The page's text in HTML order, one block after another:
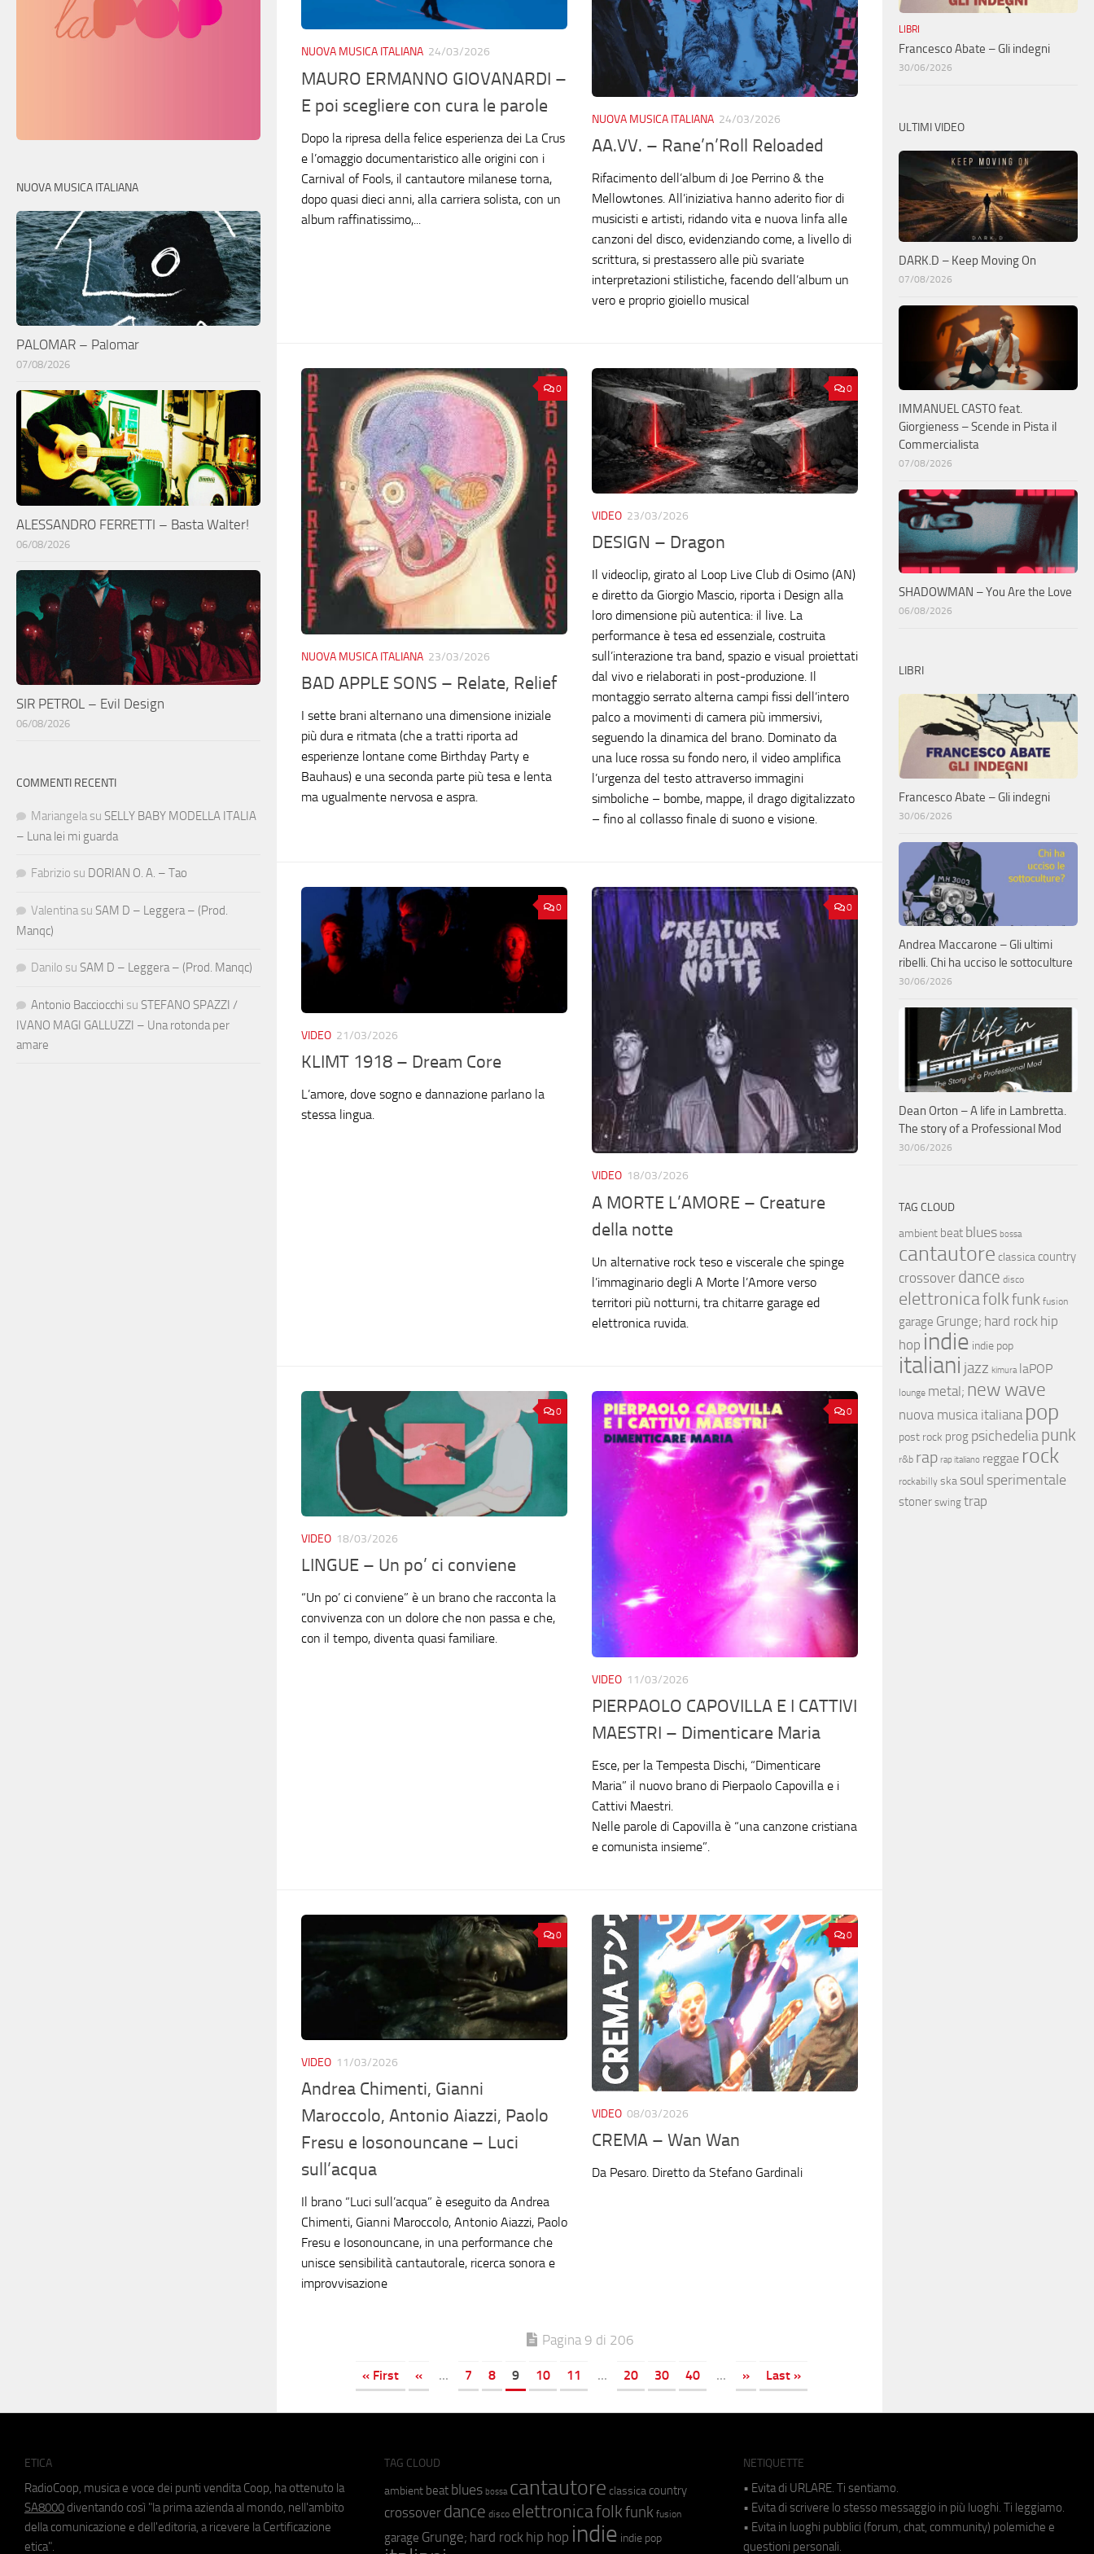
NUOVA MUSICA ITALIANA 24/03/2026
MAURO ERMANNO GIOVANARDI –
E poi scegliere con cura le parole
Dopo la ripresa della felice esperienza dei La Crus
e l’omaggio documentaristico alle origini con i
Carnival of Fools, il cantautore milanese torna,
dopo quasi dieci anni, alla carriera solista, con un
album raffinatissimo,...
NUOVA MUSICA ITALIANA 24/03/2026
AA.VV. – Rane’n’Roll Reloaded
Rifacimento dell’album di Joe Perrino & the
Mellowtones. All’iniziativa hanno aderito fior di
musicisti e artisti, ridando vita e nuova linfa alle
canzoni del disco, evidenziando come, a livello di
scrittura, si prestassero alle più svariate
interpretazioni stilistiche, facendo dell’album un
vero e proprio gioiello musical
0
NUOVA MUSICA ITALIANA 23/03/2026
BAD APPLE SONS – Relate, Relief
I sette brani alternano una dimensione iniziale
più dura e ritmata (che a tratti riporta ad
esperienze lontane come Birthday Party e
Bauhaus) e una seconda parte più tesa e lenta
ma ugualmente nervosa e aspra.
0
VIDEO 23/03/2026
DESIGN – Dragon
Il videoclip, girato al Loop Live Club di Osimo (AN)
e diretto da Giorgio Mascio, riporta i Design alla
loro dimensione più autentica: il live. La
performance è tesa ed essenziale, costruita
sull’interazione tra band, spazio e visual proiettati
dal vivo e rielaborati in post-produzione. Il
montaggio serrato alterna campi fissi dell’intero
palco a movimenti di camera più immersivi,
seguendo la dinamica del brano. Dominato da
una luce rossa su fondo nero, il video amplifica
l’urgenza del testo attraverso immagini
simboliche – bombe, mappe, il drago digitalizzato
– fino al collasso finale di suono e visione.
0
VIDEO 21/03/2026
KLIMT 1918 – Dream Core
L’amore, dove sogno e dannazione parlano la
stessa lingua.
0
VIDEO 18/03/2026
A MORTE L’AMORE – Creature
della notte
Un alternative rock teso e viscerale che spinge
l’immaginario degli A Morte l’Amore verso
territori più notturni, tra chitarre garage ed
elettronica ruvida.
0
VIDEO 18/03/2026
LINGUE – Un po’ ci conviene
“Un po’ ci conviene” è un brano che racconta la
convivenza con un dolore che non passa e che,
con il tempo, diventa quasi familiare.
0
VIDEO 11/03/2026
PIERPAOLO CAPOVILLA E I CATTIVI
MAESTRI – Dimenticare Maria
Esce, per la Tempesta Dischi, “Dimenticare
Maria” il nuovo brano di Pierpaolo Capovilla e i
Cattivi Maestri.
Nelle parole di Capovilla è “una canzone cristiana
e comunista insieme”.
0
VIDEO 11/03/2026
Andrea Chimenti, Gianni
Maroccolo, Antonio Aiazzi, Paolo
Fresu e Iosonouncane – Luci
sull’acqua
Il brano “Luci sull’acqua” è eseguito da Andrea
Chimenti, Gianni Maroccolo, Antonio Aiazzi, Paolo
Fresu e Iosonouncane, in una performance che
unisce sensibilità cantautorale, ricerca sonora e
improvvisazione
0
VIDEO 08/03/2026
CREMA – Wan Wan
Da Pesaro. Diretto da Stefano Gardinali
Pagina 9 di 206
« First « ... 7 8 9 10 11 ... 20 30 40 ... » Last »
NUOVA MUSICA ITALIANA
PALOMAR – Palomar
07/08/2026
ALESSANDRO FERRETTI – Basta Walter!
06/08/2026
SIR PETROL – Evil Design
06/08/2026
COMMENTI RECENTI
Mariangela su SELLY BABY MODELLA ITALIA
– Luna lei mi guarda
Fabrizio su DORIAN O. A. – Tao
Valentina su SAM D – Leggera – (Prod.
Manqc)
Danilo su SAM D – Leggera – (Prod. Manqc)
Antonio Bacciocchi su STEFANO SPAZZI /
IVANO MAGI GALLUZZI – Una rotonda per
amare
LIBRI
Francesco Abate – Gli indegni
30/06/2026
ULTIMI VIDEO
DARK.D – Keep Moving On
07/08/2026
IMMANUEL CASTO feat.
Giorgieness – Scende in Pista il
Commercialista
07/08/2026
SHADOWMAN – You Are the Love
06/08/2026
LIBRI
Francesco Abate – Gli indegni
30/06/2026
Andrea Maccarone – Gli ultimi
ribelli. Chi ha ucciso le sottoculture
30/06/2026
Dean Orton – A life in Lambretta.
The story of a Professional Mod
30/06/2026
TAG CLOUD
ambient beat blues bossa
cantautore classica country
crossover dance disco
elettronicafolkfunk fusion
garage Grunge; hard rock hip
hop indie indie pop
italiani jazz kimura laPOP
lounge metal; new wave
nuova musica italiana pop
post rock prog psichedeliapunk
r&b rap rap italiano reggae rock
rockabilly ska soul sperimentale
stoner swing trap
ETICA
RadioCoop, musica e voce dei punti vendita Coop, ha ottenuto la
SA8000 diventando così "la prima azienda al mondo, nell'ambito
della comunicazione e dell'editoria, a ricevere la Certificazione
etica".
TAG CLOUD
ambient beat blues bossa cantautore classica country
crossover dance disco elettronicafolkfunk fusion
garage Grunge; hard rock hip hop indie indie pop
NETIQUETTE
• Evita di URLARE. Ti sentiamo.
• Evita di scrivere lo stesso messaggio in più luoghi. Ti leggiamo.
• Evita in luoghi pubblici (forum, chat, community) polemiche e
questioni personali.